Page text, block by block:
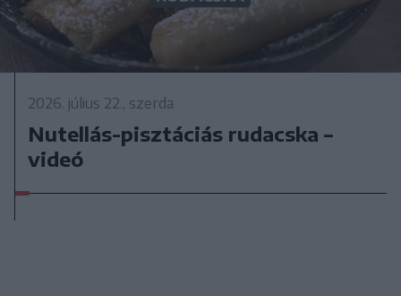
2026. július 22., szerda
Nutellás-pisztáciás rudacska –
videó